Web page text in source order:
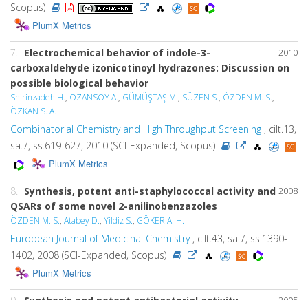
Scopus)
PlumX Metrics
2010
7. Electrochemical behavior of indole-3-
carboxaldehyde izonicotinoyl hydrazones: Discussion on
possible biological behavior
Shirinzadeh H., OZANSOY A., GÜMÜŞTAŞ M., SÜZEN S., ÖZDEN M. S.,
ÖZKAN S. A.
Combinatorial Chemistry and High Throughput Screening , cilt.13,
sa.7, ss.619-627, 2010 (SCI-Expanded, Scopus)
PlumX Metrics
2008
8. Synthesis, potent anti-staphylococcal activity and
QSARs of some novel 2-anilinobenzazoles
ÖZDEN M. S., Atabey D., Yildiz S., GÖKER A. H.
European Journal of Medicinal Chemistry, cilt.43, sa.7, ss.1390-
1402, 2008 (SCI-Expanded, Scopus)
PlumX Metrics